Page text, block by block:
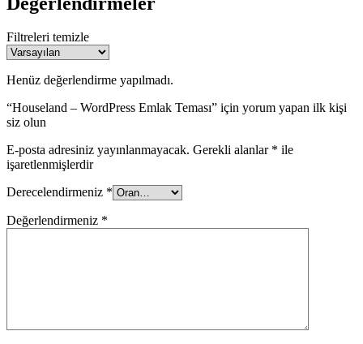
Filtreleri temizle
Henüz değerlendirme yapılmadı.
“Houseland – WordPress Emlak Teması” için yorum yapan ilk kişi
siz olun
E-posta adresiniz yayınlanmayacak. Gerekli alanlar * ile
işaretlenmişlerdir
Derecelendirmeniz *
Değerlendirmeniz *